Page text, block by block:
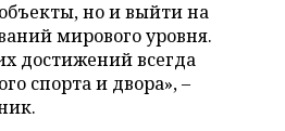
но и выйти на
мирового уровня.
достижений всегда
спорта и двора», –